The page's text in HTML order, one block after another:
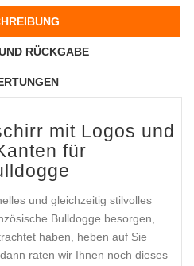
RÜCKGABE
mit Logos und
für
und gleichzeitig stilvolles
Bulldogge besorgen,
haben, heben auf Sie
raten wir Ihnen noch dieses